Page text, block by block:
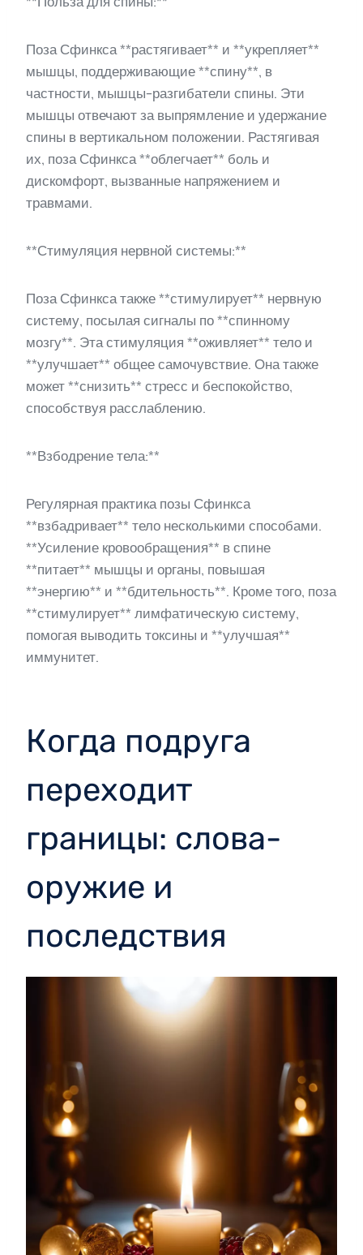
Поза Сфинкса **растягивает** и **укрепляет**
мышцы, поддерживающие **спину**, в
частности, мышцы-разгибатели спины. Эти
мышцы отвечают за выпрямление и удержание
спины в вертикальном положении. Растягивая
их, поза Сфинкса **облегчает** боль и
дискомфорт, вызванные напряжением и
травмами.
**Стимуляция нервной системы:**
Поза Сфинкса также **стимулирует** нервную
систему, посылая сигналы по **спинному
мозгу**. Эта стимуляция **оживляет** тело и
**улучшает** общее самочувствие. Она также
может **снизить** стресс и беспокойство,
способствуя расслаблению.
**Взбодрение тела:**
Регулярная практика позы Сфинкса
**взбадривает** тело несколькими способами.
**Усиление кровообращения** в спине
**питает** мышцы и органы, повышая
**энергию** и **бдительность**. Кроме того, поза
**стимулирует** лимфатическую систему,
помогая выводить токсины и **улучшая**
иммунитет.
Когда подруга
переходит
границы: слова-
оружие и
последствия